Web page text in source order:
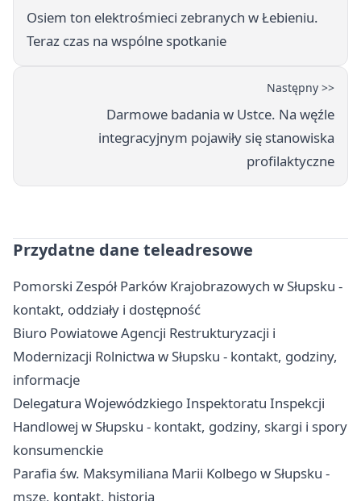
Osiem ton elektrośmieci zebranych w Łebieniu.
Teraz czas na wspólne spotkanie
Następny >>
Darmowe badania w Ustce. Na węźle
integracyjnym pojawiły się stanowiska
profilaktyczne
Przydatne dane teleadresowe
Pomorski Zespół Parków Krajobrazowych w Słupsku -
kontakt, oddziały i dostępność
Biuro Powiatowe Agencji Restrukturyzacji i
Modernizacji Rolnictwa w Słupsku - kontakt, godziny,
informacje
Delegatura Wojewódzkiego Inspektoratu Inspekcji
Handlowej w Słupsku - kontakt, godziny, skargi i spory
konsumenckie
Parafia św. Maksymiliana Marii Kolbego w Słupsku -
msze, kontakt, historia